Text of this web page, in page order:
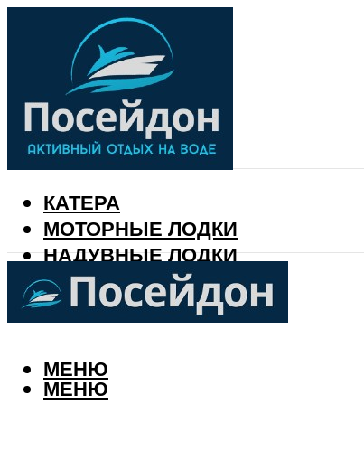
КАТЕРА
МОТОРНЫЕ ЛОДКИ
НАДУВНЫЕ ЛОДКИ
РЫБАЛКА
КАЛЕНДАРЬ РЫБАКА
МЕНЮ
МЕНЮ